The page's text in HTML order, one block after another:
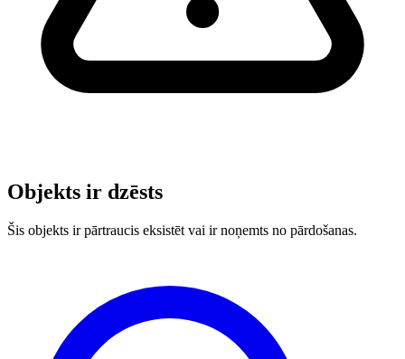
Objekts ir dzēsts
Šis objekts ir pārtraucis eksistēt vai ir noņemts no pārdošanas.